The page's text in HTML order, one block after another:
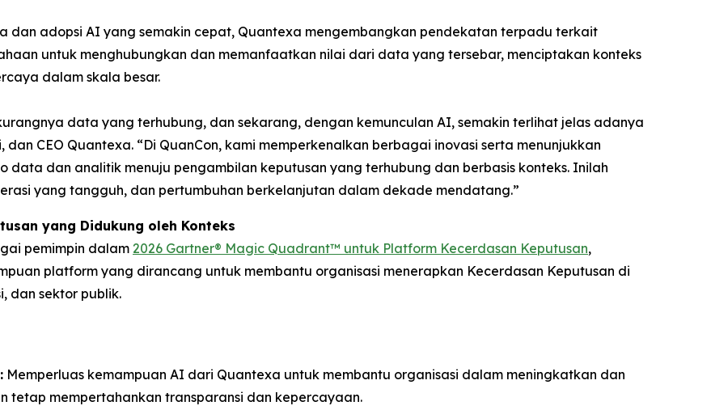
dan adopsi AI yang semakin cepat, Quantexa mengembangkan pendekatan terpadu terkait
untuk menghubungkan dan memanfaatkan nilai dari data yang tersebar, menciptakan konteks
dalam skala besar.
data yang terhubung, dan sekarang, dengan kemunculan AI, semakin terlihat jelas adanya
CEO Quantexa. “Di QuanCon, kami memperkenalkan berbagai inovasi serta menunjukkan
data dan analitik menuju pengambilan keputusan yang terhubung dan berbasis konteks. Inilah
yang tangguh, dan pertumbuhan berkelanjutan dalam dekade mendatang.”
yang Didukung oleh Konteks
pemimpin dalam 2026 Gartner® Magic Quadrant™ untuk Platform Kecerdasan Keputusan,
platform yang dirancang untuk membantu organisasi menerapkan Kecerdasan Keputusan di
dan sektor publik.
Memperluas kemampuan AI dari Quantexa untuk membantu organisasi dalam meningkatkan dan
tetap mempertahankan transparansi dan kepercayaan.